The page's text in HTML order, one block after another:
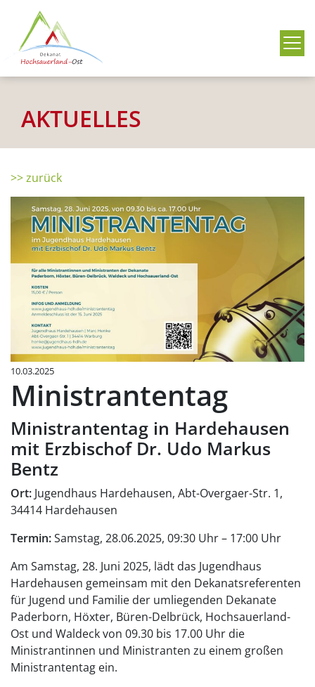
AKTUELLES
>> zurück
10.03.2025
Ministrantentag
Ministrantentag in Hardehausen
mit Erzbischof Dr. Udo Markus
Bentz
Ort: Jugendhaus Hardehausen, Abt-Overgaer-Str. 1,
34414 Hardehausen
Termin:Samstag, 28.06.2025, 09:30 Uhr – 17:00 Uhr
Am Samstag, 28. Juni 2025, lädt das Jugendhaus
Hardehausen gemeinsam mit den Dekanatsreferenten
für Jugend und Familie der umliegenden Dekanate
Paderborn, Höxter, Büren-Delbrück, Hochsauerland-
Ost und Waldeck von 09.30 bis 17.00 Uhr die
Ministrantinnen und Ministranten zu einem großen
Ministrantentag ein.